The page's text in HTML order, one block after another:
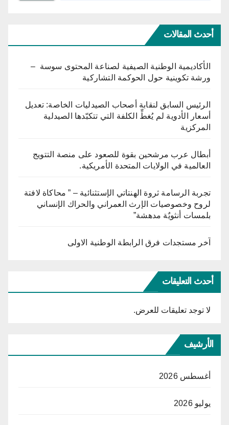
أحدث المقالات
الأكاديمية الوطنية الصيفية لصناعة المحتوى سوسة –
ورشة تكوينية حول الحوكمة التشاركية
الرئيس السابق لنقابة أصحاب الصيدليات الخاصة: تعديل
أسعار الأدوية لم يُغطِّ الكلفة التي تتكبّدها الصيدلية
المركزية
أبطال عرب مرشحين بقوة للصعود على منصة التتويج
العالمية في الولايات المتحدة الأمريكية.
تجربة الرسامة ثروة الهنتاتي الإستثنائية – ” محاكاة لافتة
لروح وخصوصيات الإرث العمراني والحراك الإنساني
بلمسات أنثويٌة مدهشة”
آخر مستجدات فرق الرابطة الوطنية الاولى
أحدث التعليقات
لا توجد تعليقات للعرض.
الأرشيف
أغسطس 2026
يوليو 2026